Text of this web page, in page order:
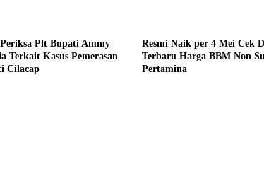
Plt Bupati Ammy
Terkait Kasus Pemerasan
Cilacap
Resmi Naik per 4 Mei Cek
Terbaru Harga BBM Non
Pertamina